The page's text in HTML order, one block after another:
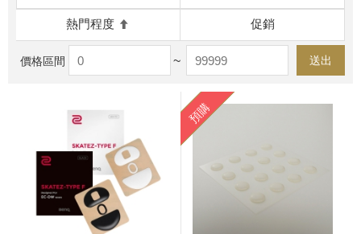
熱門程度 促銷
價格區間 ~ 送出
預購